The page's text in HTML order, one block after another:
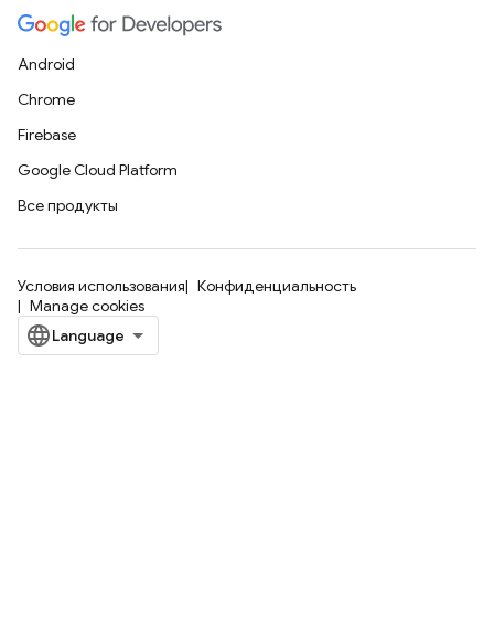
Android
Chrome
Firebase
Google Cloud Platform
Все продукты
Условия использования
Конфиденциальность
Manage cookies